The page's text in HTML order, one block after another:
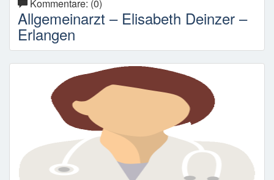
Kommentare: (0)
Allgemeinarzt – Elisabeth Deinzer –
Erlangen